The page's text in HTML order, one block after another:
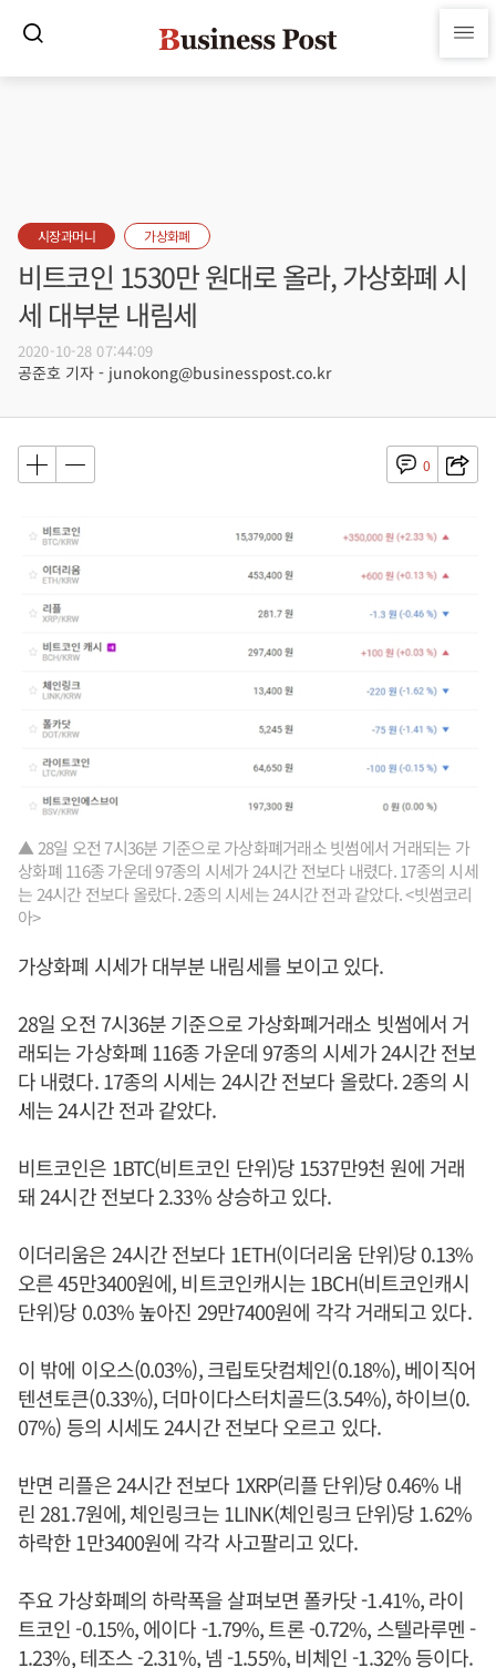
시장과머니 가상화폐
비트코인 1530만 원대로 올라, 가상화폐 시
세 대부분 내림세
2020-10-28 07:44:09
공준호 기자 - junokong@businesspost.co.kr
0
▲ 28일 오전 7시36분 기준으로 가상화폐거래소 빗썸에서 거래되는 가
상화폐 116종 가운데 97종의 시세가 24시간 전보다 내렸다. 17종의 시세
는 24시간 전보다 올랐다. 2종의 시세는 24시간 전과 같았다. <빗썸코리
아>
가상화폐 시세가 대부분 내림세를 보이고 있다.
28일 오전 7시36분 기준으로 가상화폐거래소 빗썸에서 거
래되는 가상화폐 116종 가운데 97종의 시세가 24시간 전보
다 내렸다. 17종의 시세는 24시간 전보다 올랐다. 2종의 시
세는 24시간 전과 같았다.
비트코인은 1BTC(비트코인 단위)당 1537만9천 원에 거래
돼 24시간 전보다 2.33% 상승하고 있다.
이더리움은 24시간 전보다 1ETH(이더리움 단위)당 0.13%
오른 45만3400원에, 비트코인캐시는 1BCH(비트코인캐시
단위)당 0.03% 높아진 29만7400원에 각각 거래되고 있다.
이 밖에 이오스(0.03%), 크립토닷컴체인(0.18%), 베이직어
텐션토큰(0.33%), 더마이다스터치골드(3.54%), 하이브(0.
07%) 등의 시세도 24시간 전보다 오르고 있다.
반면 리플은 24시간 전보다 1XRP(리플 단위)당 0.46% 내
린 281.7원에, 체인링크는 1LINK(체인링크 단위)당 1.62%
하락한 1만3400원에 각각 사고팔리고 있다.
주요 가상화폐의 하락폭을 살펴보면 폴카닷 -1.41%, 라이
트코인 -0.15%, 에이다 -1.79%, 트론 -0.72%, 스텔라루멘 -
1.23%, 테조스 -2.31%, 넴 -1.55%, 비체인 -1.32% 등이다.